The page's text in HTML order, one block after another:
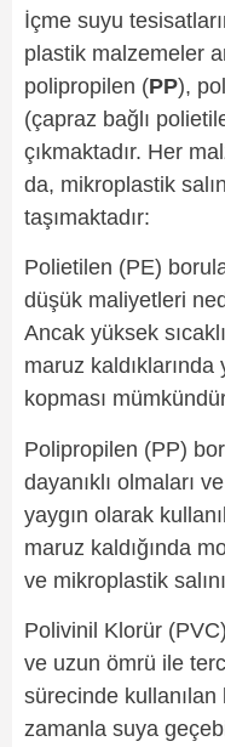
İçme suyu
plastik malzemeler
polipropilen (PP),
(çapraz bağlı
çıkmaktadır. Her
da, mikroplastik
taşımaktadır:
Polietilen (PE)
düşük maliyetleri
Ancak yüksek
maruz
kopması
Polipropilen (PP)
dayanıklı olmaları
yaygın olarak
maruz kaldığında
ve mikroplastik
Polivinil Klorür
ve uzun ömrü ile
sürecinde
zamanla suya